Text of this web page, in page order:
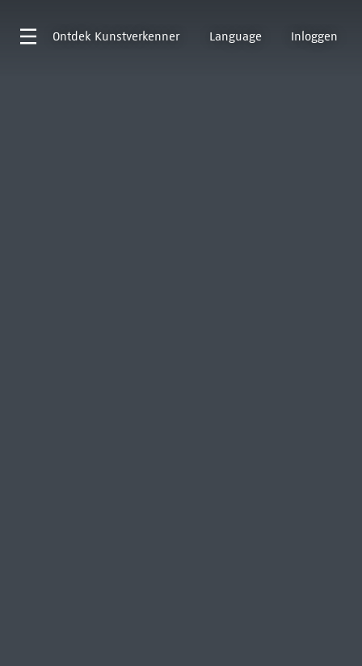
Ontdek Kunstverkenner Language Inloggen